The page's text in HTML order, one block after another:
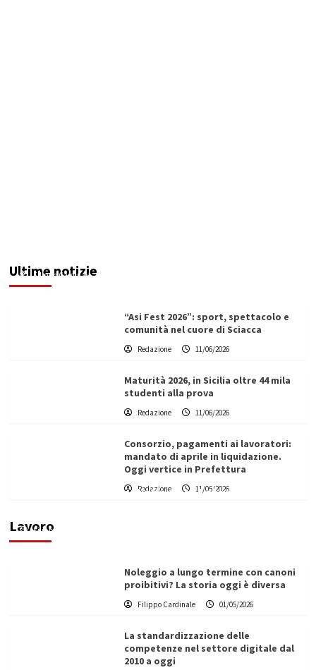
Ultime notizie
Filippo Cardinale
“Asi Fest 2026”: sport, spettacolo e
comunità nel cuore di Sciacca
Redazione 11/06/2026
Maturità 2026, in Sicilia oltre 44 mila
studenti alla prova
Redazione 11/06/2026
Consorzio, pagamenti ai lavoratori:
mandato di aprile in liquidazione.
Oggi vertice in Prefettura
Redazione 11/06/2026
Lavoro
Vino in Italia: il giro d’affari contribuisce
Filippo Cardinale
Noleggio a lungo termine con canoni
proibitivi? La storia oggi è diversa
Filippo Cardinale 01/05/2026
La standardizzazione delle
competenze nel settore digitale dal
2010 a oggi